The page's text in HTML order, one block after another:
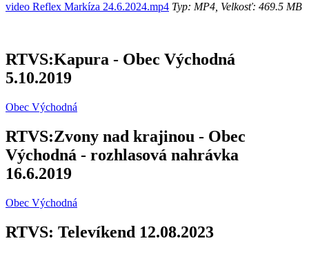
video Reflex Markíza 24.6.2024.mp4 Typ: MP4, Velkosť: 469.5 MB
RTVS:Kapura - Obec Východná
5.10.2019
Obec Východná
RTVS:Zvony nad krajinou - Obec
Východná - rozhlasová nahrávka
16.6.2019
Obec Východná
RTVS: Televíkend 12.08.2023